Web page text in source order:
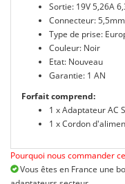
Sortie: 19V 5,26A
Connecteur:
Type de prise:
Couleur: Noir
Etat: Nouveau
Garantie: 1 AN
Forfait comprend:
1 x Adaptateur AC
1 x Cordon
Pourquoi nous commander
Vous êtes en France une